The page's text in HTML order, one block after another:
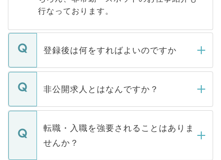
行なっております。
登録後は何をすればよいのですか
ご登録いただきましたら、弊社担当者がご
登録内容を確認し、その後メールもしくは
ます。通常、5営業日以内にはご連絡をせて
いただきますので、しばらくお待ちくださ
非公開求人とはなんですか？
マイナビDOCTORで取り扱っている求人の
うち約3割は、Webサイトからご覧いただ
けない「非公開求人」です。非公開求人は
下記の理由によって、一般には公開してい
転職・入職を強要されることはありま
せんか？